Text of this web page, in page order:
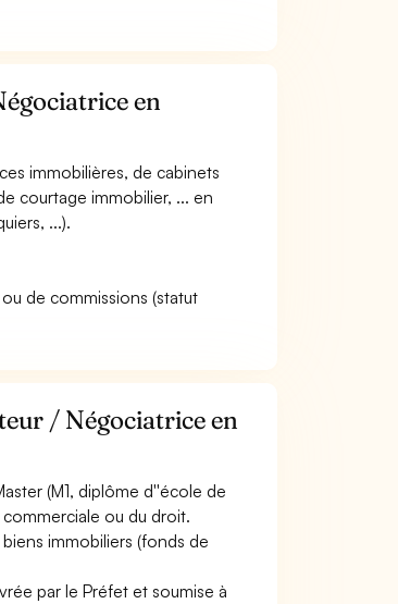
en
immobilières, de cabinets
courtage immobilier, ... en
...).
de commissions (statut
/ Négociatrice en
(M1, diplôme d''école de
ou du droit.
immobiliers (fonds de
par le Préfet et soumise à